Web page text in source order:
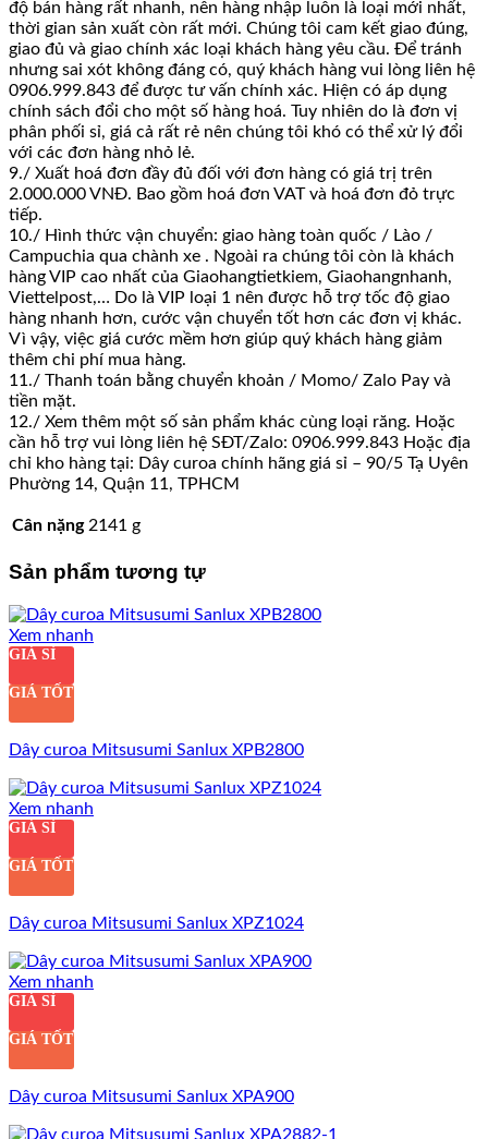
độ bán hàng rất nhanh, nên hàng nhập luôn là loại mới nhất,
thời gian sản xuất còn rất mới. Chúng tôi cam kết giao đúng,
giao đủ và giao chính xác loại khách hàng yêu cầu. Để tránh
nhưng sai xót không đáng có, quý khách hàng vui lòng liên hệ
0906.999.843 để được tư vấn chính xác. Hiện có áp dụng
chính sách đổi cho một số hàng hoá. Tuy nhiên do là đơn vị
phân phối sỉ, giá cả rất rẻ nên chúng tôi khó có thể xử lý đổi
với các đơn hàng nhỏ lẻ.
9./ Xuất hoá đơn đầy đủ đối với đơn hàng có giá trị trên
2.000.000 VNĐ. Bao gồm hoá đơn VAT và hoá đơn đỏ trực
tiếp.
10./ Hình thức vận chuyển: giao hàng toàn quốc / Lào /
Campuchia qua chành xe . Ngoài ra chúng tôi còn là khách
hàng VIP cao nhất của Giaohangtietkiem, Giaohangnhanh,
Viettelpost,… Do là VIP loại 1 nên được hỗ trợ tốc độ giao
hàng nhanh hơn, cước vận chuyển tốt hơn các đơn vị khác.
Vì vậy, việc giá cước mềm hơn giúp quý khách hàng giảm
thêm chi phí mua hàng.
11./ Thanh toán bằng chuyển khoản / Momo/ Zalo Pay và
tiền mặt.
12./ Xem thêm một số sản phẩm khác cùng loại răng. Hoặc
cần hỗ trợ vui lòng liên hệ SĐT/Zalo: 0906.999.843 Hoặc địa
chỉ kho hàng tại: Dây curoa chính hãng giá sỉ – 90/5 Tạ Uyên
Phường 14, Quận 11, TPHCM
Cân nặng 2141 g
Sản phẩm tương tự
Xem nhanh
GIÁ SỈ
GIÁ TỐT
Dây curoa Mitsusumi Sanlux XPB2800
Xem nhanh
GIÁ SỈ
GIÁ TỐT
Dây curoa Mitsusumi Sanlux XPZ1024
Xem nhanh
GIÁ SỈ
GIÁ TỐT
Dây curoa Mitsusumi Sanlux XPA900